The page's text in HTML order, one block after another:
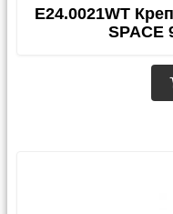
E24.0021WT
SPACE